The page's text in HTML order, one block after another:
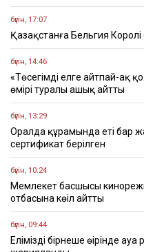
бүгін, 17:07
Қазақстанға Бельгия
бүгін, 14:46
«Төсегімді елге айтпай-ақ
өмірі туралы ашық айтты
бүгін, 13:29
Оралда құрамында еті бар
сертификат берілген
бүгін, 10:24
Мемлекет басшысы
отбасына көңіл айтты
бүгін, 09:44
Еліміздің бірнеше өңірінде